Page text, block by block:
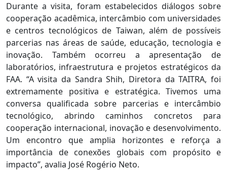
Durante a visita, foram estabelecidos diálogos sobre
cooperação acadêmica, intercâmbio com universidades
e centros tecnológicos de Taiwan, além de possíveis
parcerias nas áreas de saúde, educação, tecnologia e
inovação. Também ocorreu a apresentação de
laboratórios, infraestrutura e projetos estratégicos da
FAA. “A visita da Sandra Shih, Diretora da TAITRA, foi
extremamente positiva e estratégica. Tivemos uma
conversa qualificada sobre parcerias e intercâmbio
tecnológico, abrindo caminhos concretos para
cooperação internacional, inovação e desenvolvimento.
Um encontro que amplia horizontes e reforça a
importância de conexões globais com propósito e
impacto”, avalia José Rogério Neto.